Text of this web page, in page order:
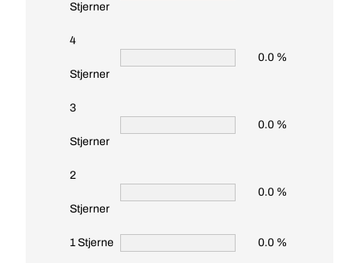
Stjerner
4
Stjerner
0.0 %
3
Stjerner
0.0 %
2
Stjerner
0.0 %
1 Stjerne 0.0 %